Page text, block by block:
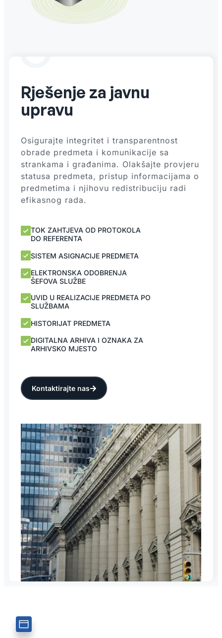
Rješenje za javnu
upravu
Osigurajte integritet i transparentnost
obrade predmeta i komunikacije sa
strankama i građanima. Olakšajte provjeru
statusa predmeta, pristup informacijama o
predmetima i njihovu redistribuciju radi
efikasnog rada.
TOK ZAHTJEVA OD PROTOKOLA
DO REFERENTA
SISTEM ASIGNACIJE PREDMETA
ELEKTRONSKA ODOBRENJA
ŠEFOVA SLUŽBE
UVID U REALIZACIJE PREDMETA PO
SLUŽBAMA
HISTORIJAT PREDMETA
DIGITALNA ARHIVA I OZNAKA ZA
ARHIVSKO MJESTO
Kontaktirajte nas